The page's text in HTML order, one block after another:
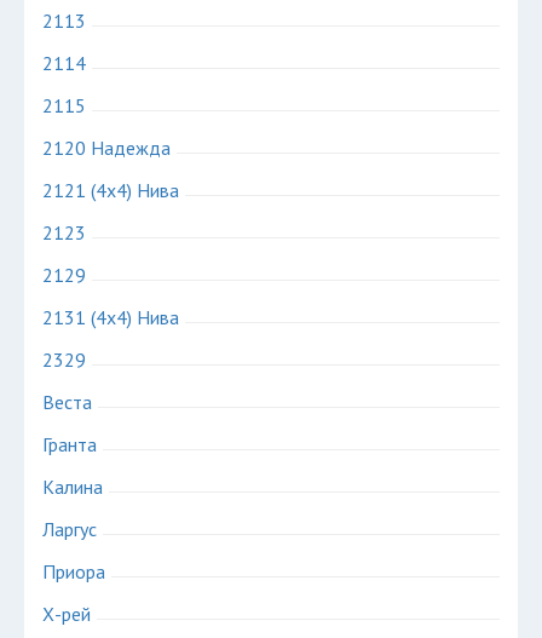
2113
2114
2115
2120 Надежда
2121 (4х4) Нива
2123
2129
2131 (4х4) Нива
2329
Веста
Гранта
Калина
Ларгус
Приора
Х-рей